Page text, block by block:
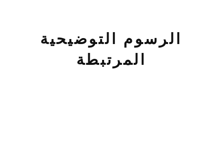
الرسوم التوضيحية
المرتبطة